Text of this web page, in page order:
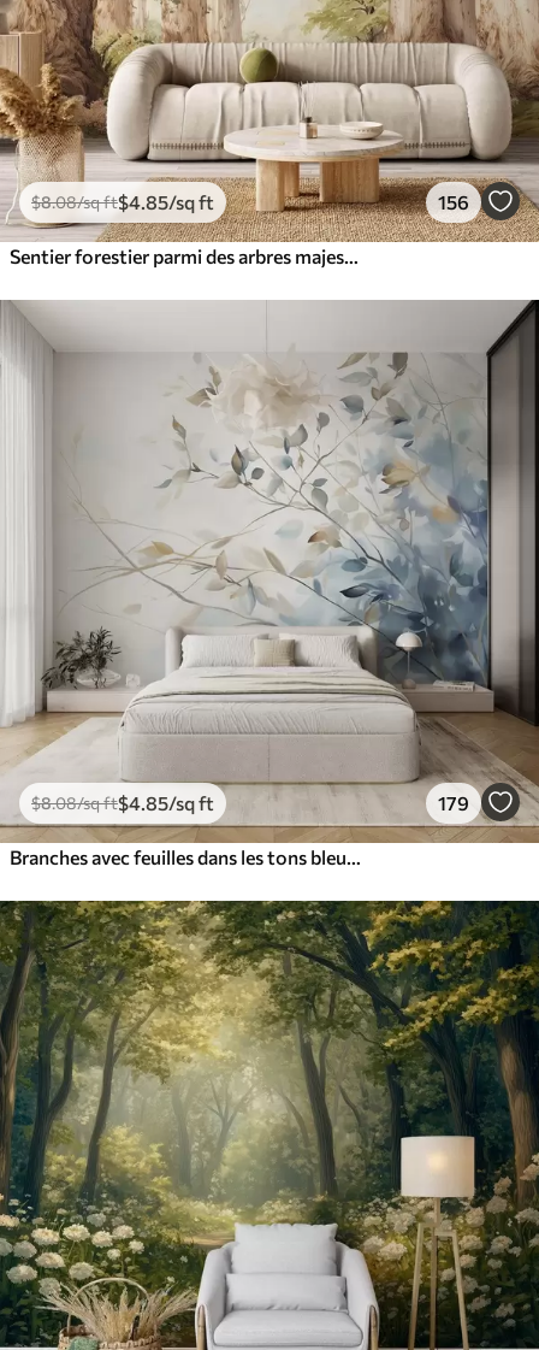
$8.08/sq ft$4 .85/sq ft 156
$8.08/sq ft$4 .85/sq ft 179